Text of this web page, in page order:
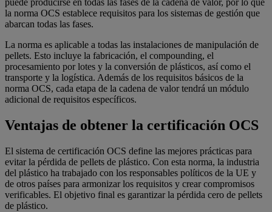
puede producirse en todas las fases de la cadena de valor, por lo que
la norma OCS establece requisitos para los sistemas de gestión que
abarcan todas las fases.
La norma es aplicable a todas las instalaciones de manipulación de
pellets. Esto incluye la fabricación, el compounding, el
procesamiento por lotes y la conversión de plásticos, así como el
transporte y la logística. Además de los requisitos básicos de la
norma OCS, cada etapa de la cadena de valor tendrá un módulo
adicional de requisitos específicos.
Ventajas de obtener la certificación OCS
El sistema de certificación OCS define las mejores prácticas para
evitar la pérdida de pellets de plástico. Con esta norma, la industria
del plástico ha trabajado con los responsables políticos de la UE y
de otros países para armonizar los requisitos y crear compromisos
verificables. El objetivo final es garantizar la pérdida cero de pellets
de plástico.